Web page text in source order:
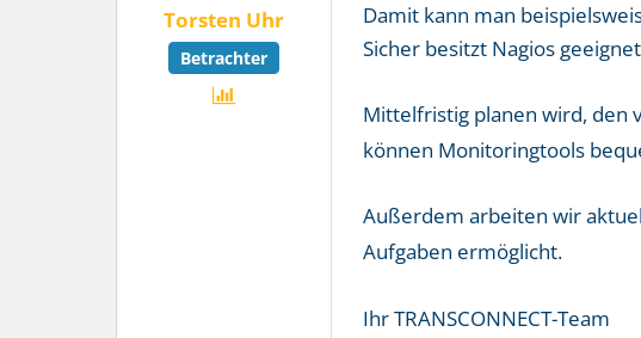
Torsten Uhr
Betrachter
Damit kann man
Sicher besitzt Nagios
Mittelfristig planen wird, den
können Monitoringtools
Außerdem arbeiten wir
Aufgaben ermöglicht.
Ihr TRANSCONNECT-Team